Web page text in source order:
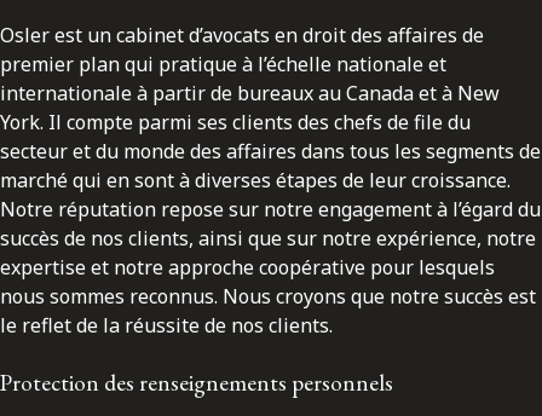
Osler est un cabinet d’avocats en droit des affaires de
premier plan qui pratique à l’échelle nationale et
internationale à partir de bureaux au Canada et à New
York. Il compte parmi ses clients des chefs de file du
secteur et du monde des affaires dans tous les segments de
marché qui en sont à diverses étapes de leur croissance.
Notre réputation repose sur notre engagement à l’égard du
succès de nos clients, ainsi que sur notre expérience, notre
expertise et notre approche coopérative pour lesquels
nous sommes reconnus. Nous croyons que notre succès est
le reflet de la réussite de nos clients.
Protection des renseignements personnels